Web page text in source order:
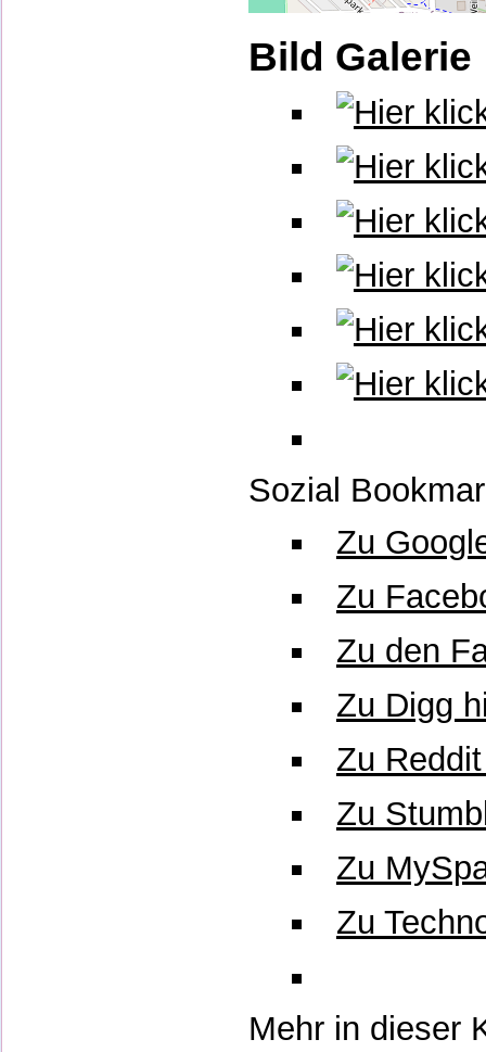
Bild Galerie
Sozial
Zu
Zu
Zu den
Zu Digg
Zu
Zu
Zu
Zu
Mehr in dieser